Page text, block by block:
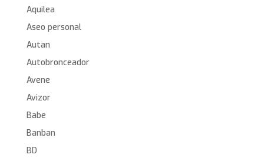
Aquilea
Aseo personal
Autan
Autobronceador
Avene
Avizor
Babe
Banban
BD